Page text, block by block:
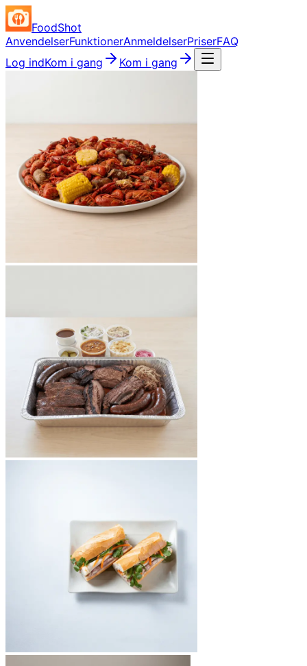
FoodShot
AnvendelserFunktionerAnmeldelserPriserFAQ
Log indKom i gang Kom i gang